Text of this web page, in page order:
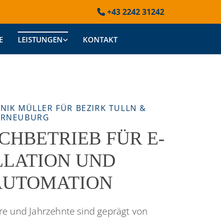
 +43 2242 31242
LEISTUNGEN KONTAKT
MÜLLER FÜR BEZIRK TULLN &
FÜR E-
UND
und Jahrzehnte sind geprägt von